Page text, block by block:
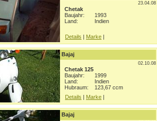
23.04.08
Chetak
Baujahr:
1993
Land:
Indien
Details | Marke |
Bajaj
02.10.08
Chetak 125
Baujahr:
1999
Land:
Indien
Hubraum:
123,67 ccm
Details | Marke |
Bajaj